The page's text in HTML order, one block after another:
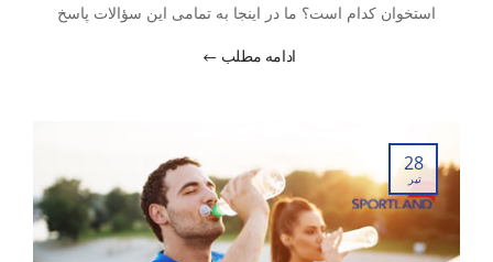
استخوان کدام است؟ ما در اینجا به تمامی این سؤالات پاسخ
ادامه مطلب
28
تیر